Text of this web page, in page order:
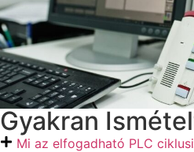
Gyakran
Mi az elfogadható PLC